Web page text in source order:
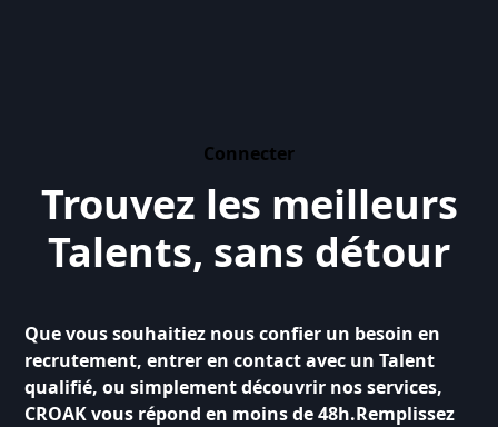
Connecter
Trouvez les meilleurs
Talents, sans détour
Que vous souhaitiez nous confier un besoin en
recrutement, entrer en contact avec un Talent
qualifié, ou simplement découvrir nos services,
CROAK vous répond en moins de 48h.Remplissez